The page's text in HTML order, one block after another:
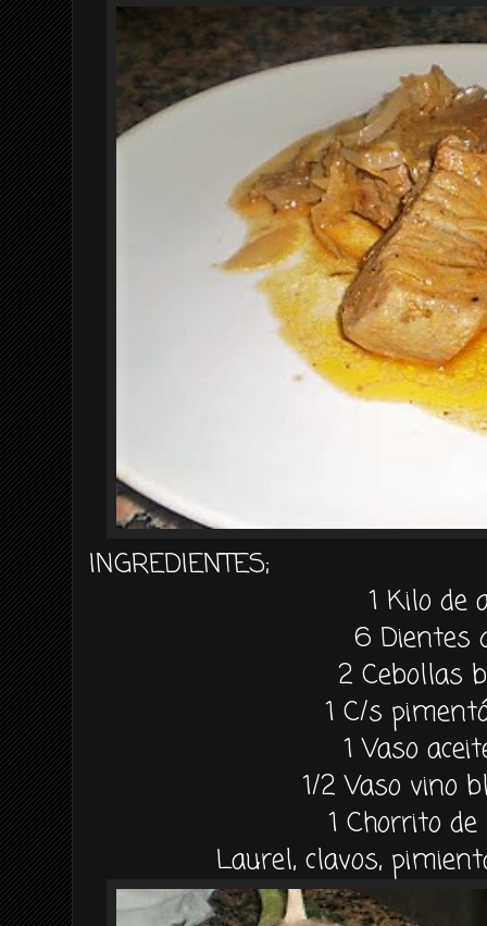
INGREDIENTES;
1 Kilo de
6 Dientes
2 Cebollas
1 C/s
1 Vaso
1/2 Vaso vino
1 Chorrito
Laurel, clavos,